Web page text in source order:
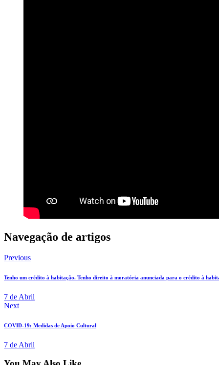
Navegação de artigos
Previous
Tenho um crédito à habitação. Tenho direito à moratória anunciada para o crédito à
7 de Abril
Next
COVID-19: Medidas de Apoio Cultural
7 de Abril